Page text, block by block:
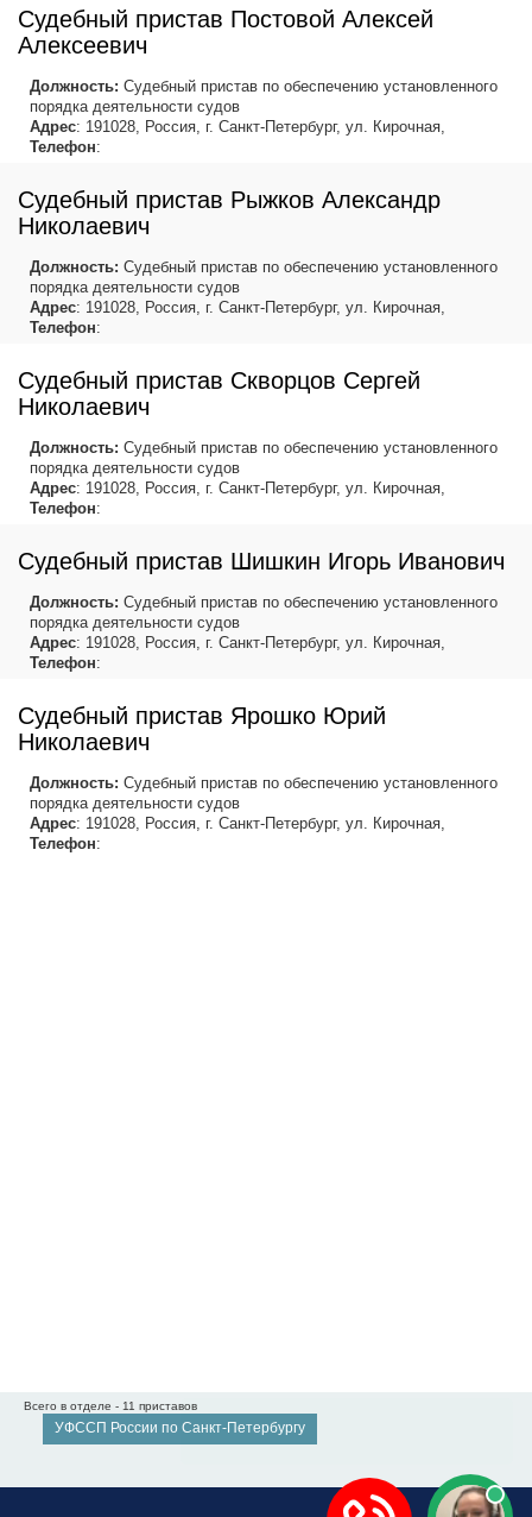
Судебный пристав Постовой Алексей
Алексеевич
Должность: Судебный пристав по обеспечению установленного
порядка деятельности судов
Адрес: 191028, Россия, г. Санкт-Петербург, ул. Кирочная,
Телефон:
Судебный пристав Рыжков Александр
Николаевич
Должность: Судебный пристав по обеспечению установленного
порядка деятельности судов
Адрес: 191028, Россия, г. Санкт-Петербург, ул. Кирочная,
Телефон:
Судебный пристав Скворцов Сергей
Николаевич
Должность: Судебный пристав по обеспечению установленного
порядка деятельности судов
Адрес: 191028, Россия, г. Санкт-Петербург, ул. Кирочная,
Телефон:
Судебный пристав Шишкин Игорь Иванович
Должность: Судебный пристав по обеспечению установленного
порядка деятельности судов
Адрес: 191028, Россия, г. Санкт-Петербург, ул. Кирочная,
Телефон:
Судебный пристав Ярошко Юрий
Николаевич
Должность: Судебный пристав по обеспечению установленного
порядка деятельности судов
Адрес: 191028, Россия, г. Санкт-Петербург, ул. Кирочная,
Телефон:
Всего в отделе - 11 приставов
УФССП России по Санкт-Петербургу